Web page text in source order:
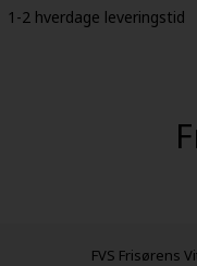
1-2 hverdage leveringstid
FVS Frisørens